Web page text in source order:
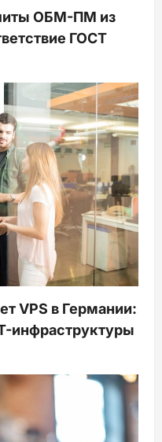
ОБМ-ПМ из
ГОСТ
VPS в Германии:
инфраструктуры